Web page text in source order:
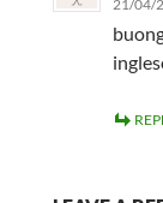
21/04/